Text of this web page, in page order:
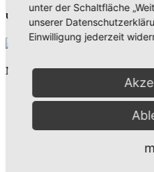
Unsere Partner
Neues aus Unternehmen
unter der Schaltfläche
unserer
Einwilligung jederzeit